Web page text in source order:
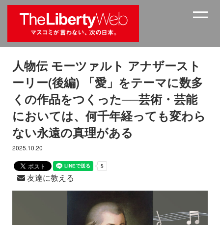
人物伝 モーツァルト アナザースト
ーリー(後編) 「愛」をテーマに数多
くの作品をつくった──芸術・芸能
においては、何千年経っても変わら
ない永遠の真理がある
2025.10.20
友達に教える